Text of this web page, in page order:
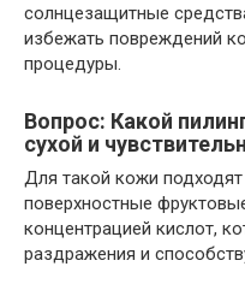
солнцезащитные
избежать повреждений
процедуры.
Вопрос: Какой
сухой и
Для такой кожи
поверхностные
концентрацией кислот,
раздражения и